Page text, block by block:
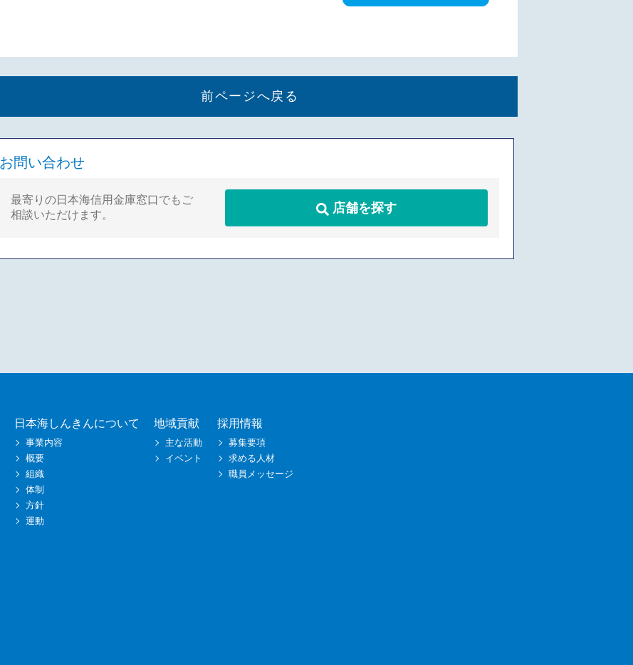
前ページへ戻る
お問い合わせ
最寄りの日本海信用金庫窓口でもご
相談いただけます。
店舗を探す
日本海しんきんについて
事業内容
概要
組織
体制
方針
運動
地域貢献
主な活動
イベント
採用情報
募集要項
求める人材
職員メッセージ